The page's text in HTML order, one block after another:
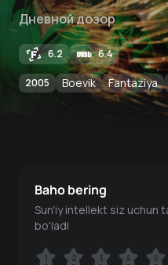
Дневной дозор
6.2 6.4
2005 Boevik Fantaziya
Baho bering
Sun'iy intellekt siz uchun
bo'ladi
1 2 3 4 5
1 2 3 4 5